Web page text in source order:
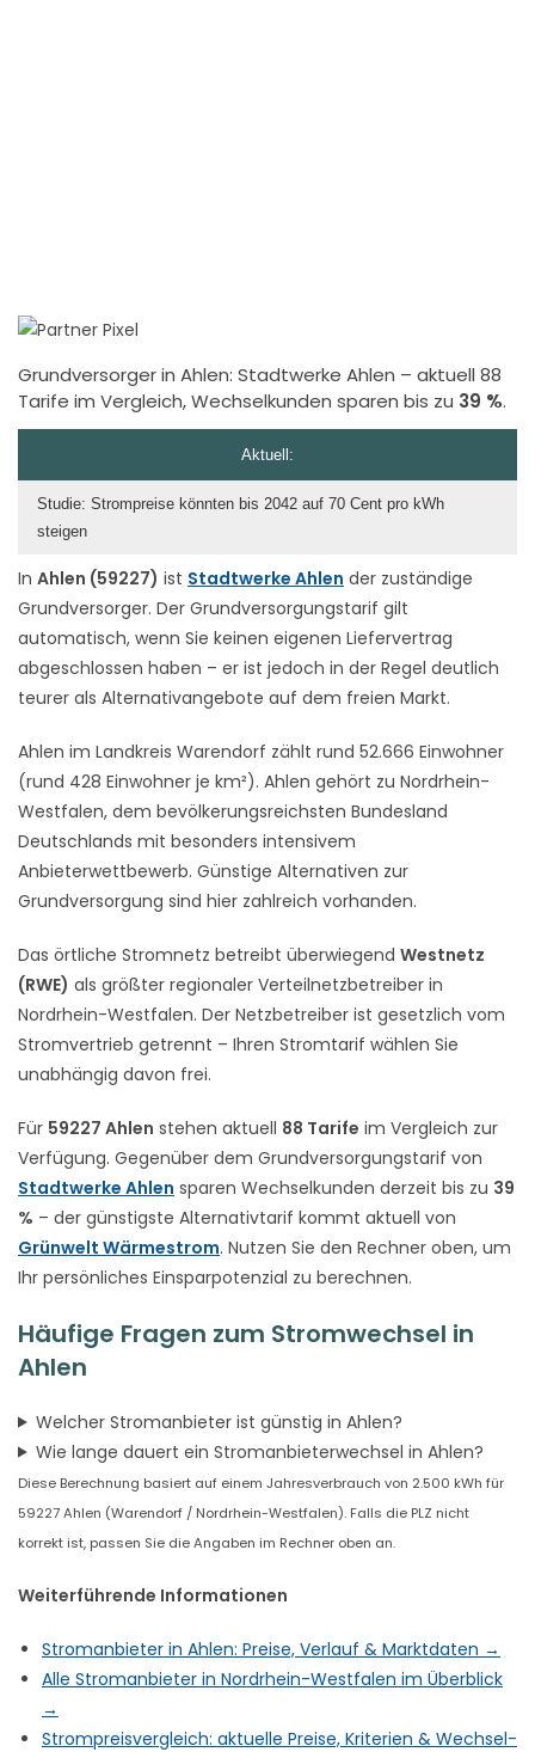
Grundversorger in Ahlen: Stadtwerke Ahlen – aktuell 88
Tarife im Vergleich, Wechselkunden sparen bis zu 39 %.
In Ahlen (59227) ist Stadtwerke Ahlen der zuständige
Grundversorger. Der Grundversorgungstarif gilt
automatisch, wenn Sie keinen eigenen Liefervertrag
abgeschlossen haben – er ist jedoch in der Regel deutlich
teurer als Alternativangebote auf dem freien Markt.
Ahlen im Landkreis Warendorf zählt rund 52.666 Einwohner
(rund 428 Einwohner je km²). Ahlen gehört zu Nordrhein-
Westfalen, dem bevölkerungsreichsten Bundesland
Deutschlands mit besonders intensivem
Anbieterwettbewerb. Günstige Alternativen zur
Grundversorgung sind hier zahlreich vorhanden.
Das örtliche Stromnetz betreibt überwiegend Westnetz
(RWE) als größter regionaler Verteilnetzbetreiber in
Nordrhein-Westfalen. Der Netzbetreiber ist gesetzlich vom
Stromvertrieb getrennt – Ihren Stromtarif wählen Sie
unabhängig davon frei.
Für 59227 Ahlen stehen aktuell 88 Tarife im Vergleich zur
Verfügung. Gegenüber dem Grundversorgungstarif von
Stadtwerke Ahlen sparen Wechselkunden derzeit bis zu 39
% – der günstigste Alternativtarif kommt aktuell von
Grünwelt Wärmestrom. Nutzen Sie den Rechner oben, um
Ihr persönliches Einsparpotenzial zu berechnen.
Häufige Fragen zum Stromwechsel in
Ahlen
Welcher Stromanbieter ist günstig in Ahlen?
Wie lange dauert ein Stromanbieterwechsel in Ahlen?
Diese Berechnung basiert auf einem Jahresverbrauch von 2.500 kWh für
59227 Ahlen (Warendorf / Nordrhein-Westfalen). Falls die PLZ nicht
korrekt ist, passen Sie die Angaben im Rechner oben an.
Weiterführende Informationen
Stromanbieter in Ahlen: Preise, Verlauf & Marktdaten →
Alle Stromanbieter in Nordrhein-Westfalen im Überblick
→
Strompreisvergleich: aktuelle Preise, Kriterien & Wechsel-
Aktuell:
Studie: Strompreise könnten bis 2042 auf 70 Cent pro kWh
steigen